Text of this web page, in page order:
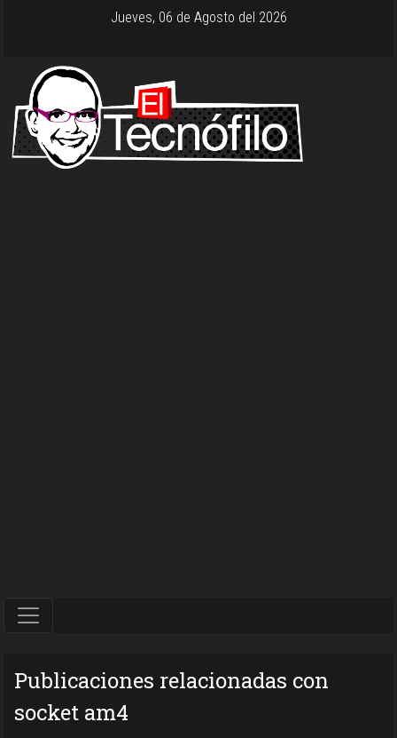
Jueves, 06 de Agosto del 2026
Publicaciones relacionadas con
socket am4